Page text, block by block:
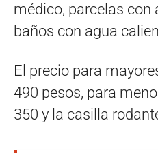
médico, parcelas con
baños con agua
El precio para
490 pesos, para
350 y la casilla